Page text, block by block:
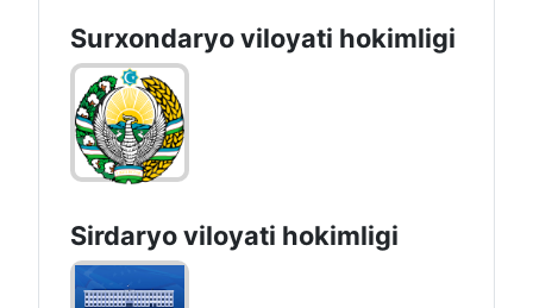
Samarqand viloyati hokimligi
Surxondaryo vilоyati hоkimligi